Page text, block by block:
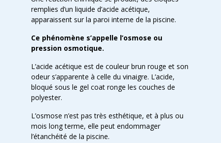
remplies d’un liquide d’acide acétique,
apparaissent sur la paroi interne de la piscine.
Ce phénomène s’appelle l’osmose ou
pression osmotique.
L’acide acétique est de couleur brun rouge et son
odeur s’apparente à celle du vinaigre. L’acide,
bloqué sous le gel coat ronge les couches de
polyester.
L’osmose n’est pas très esthétique, et à plus ou
mois long terme, elle peut endommager
l’étanchéité de la piscine.